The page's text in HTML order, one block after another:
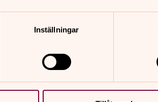
Inställningar
varje lokal)
efter uthyrning oavsett
eller annan person än
hyrestagaren med 200:-/
el.dyl. får lämnas kvar i lokalen!